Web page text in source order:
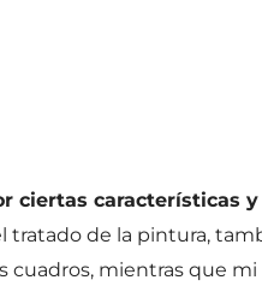
ciertas características y
tratado de la pintura,
cuadros, mientras que